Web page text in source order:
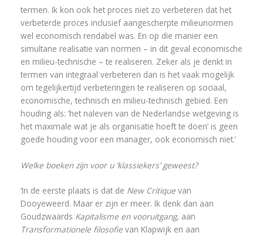
termen. Ik kon ook het proces niet zo verbeteren dat het
verbeterde proces inclusief aangescherpte milieunormen
wel economisch rendabel was. En op die manier een
simultane realisatie van normen – in dit geval economische
en milieu-technische – te realiseren. Zeker als je denkt in
termen van integraal verbeteren dan is het vaak mogelijk
om tegelijkertijd verbeteringen te realiseren op sociaal,
economische, technisch en milieu-technisch gebied. Een
houding als: ‘het naleven van de Nederlandse wetgeving is
het maximale wat je als organisatie hoeft te doen’ is geen
goede houding voor een manager, ook economisch niet.’
Welke boeken zijn voor u ‘klassiekers’ geweest?
‘In de eerste plaats is dat de New Critique van
Dooyeweerd. Maar er zijn er meer. Ik denk dan aan
Goudzwaards Kapitalisme en vooruitgang, aan
Transformationele filosofie van Klapwijk en aan